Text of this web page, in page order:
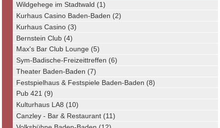
Wildgehege im Stadtwald (1)
Kurhaus Casino Baden-Baden (2)
Kurhaus Casino (3)
Bernstein Club (4)
Max's Bar Club Lounge (5)
Sym-Badische-Freizeittreffen (6)
Theater Baden-Baden (7)
Festspielhaus & Festspiele Baden-Baden (8)
Pub 421 (9)
Kulturhaus LA8 (10)
Canzley - Bar & Restaurant (11)